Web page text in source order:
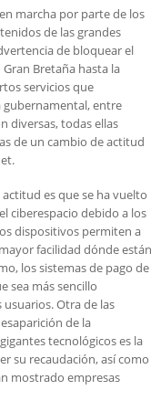
marcha por parte de los
de las grandes
de bloquear el
Bretaña hasta la
servicios que
gubernamental, entre
diversas, todas ellas
de un cambio de actitud
es que se ha vuelto
ciberespacio debido a los
dispositivos permiten a
facilidad dónde están
los sistemas de pago de
sea más sencillo
Otra de las
de la
tecnológicos es la
su recaudación, así como
mostrado empresas